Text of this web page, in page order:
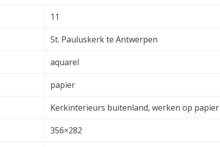
11
St. Pauluskerk te Antwerpen
aquarel
papier
Kerkinterieurs buitenland, werken op papier
356×282